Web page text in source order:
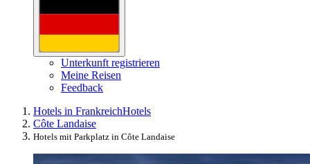
Unterkunft registrieren
Meine Reisen
Feedback
Hotels in FrankreichHotels
Côte Landaise
Hotels mit Parkplatz in Côte Landaise